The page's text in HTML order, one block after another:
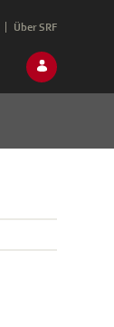
Über SRF